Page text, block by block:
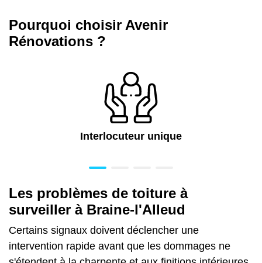
Pourquoi choisir Avenir
Rénovations ?
Interlocuteur unique
Les problèmes de toiture à
surveiller à Braine-l'Alleud
Certains signaux doivent déclencher une
intervention rapide avant que les dommages ne